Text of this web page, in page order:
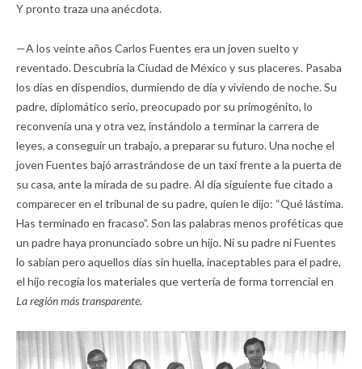
Y pronto traza una anécdota.
—A los veinte años Carlos Fuentes era un joven suelto y
reventado. Descubría la Ciudad de México y sus placeres. Pasaba
los días en dispendios, durmiendo de día y viviendo de noche. Su
padre, diplomático serio, preocupado por su primogénito, lo
reconvenía una y otra vez, instándolo a terminar la carrera de
leyes, a conseguir un trabajo, a preparar su futuro. Una noche el
joven Fuentes bajó arrastrándose de un taxi frente a la puerta de
su casa, ante la mirada de su padre. Al día siguiente fue citado a
comparecer en el tribunal de su padre, quien le dijo: “Qué lástima.
Has terminado en fracaso”. Son las palabras menos proféticas que
un padre haya pronunciado sobre un hijo. Ni su padre ni Fuentes
lo sabían pero aquellos días sin huella, inaceptables para el padre,
el hijo recogía los materiales que vertería de forma torrencial en
La región más transparente.